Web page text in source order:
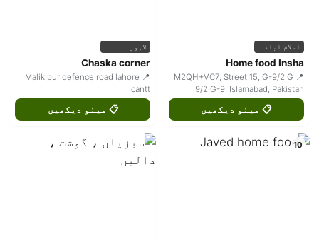
اسلام آباد
Home food Insha
📍 M2QH+VC7, Street 15, G-9/2 G
9/2 G-9, Islamabad, Pakistan
📋 مینو دیکھیں
لاہور
Chaska corner
📍 Malik pur defence road lahore
cantt
📋 مینو دیکھیں
10